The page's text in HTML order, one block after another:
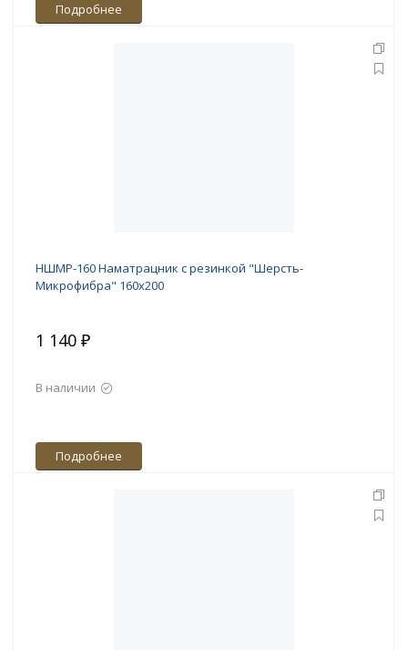
Подробнее
НШМР-160 Наматрацник с резинкой "Шерсть-
Микрофибра" 160х200
1 140 ₽
В наличии
Подробнее